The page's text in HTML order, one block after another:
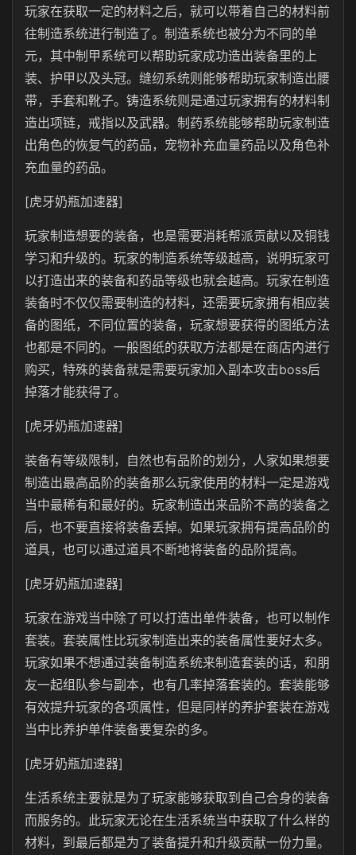
玩家在获取一定的材料之后，就可以带着自己的材料前
往制造系统进行制造了。制造系统也被分为不同的单
元，其中制甲系统可以帮助玩家成功造出装备里的上
装、护甲以及头冠。缝纫系统则能够帮助玩家制造出腰
带，手套和靴子。铸造系统则是通过玩家拥有的材料制
造出项链，戒指以及武器。制药系统能够帮助玩家制造
出角色的恢复气的药品，宠物补充血量药品以及角色补
充血量的药品。
[虎牙奶瓶加速器]
玩家制造想要的装备，也是需要消耗帮派贡献以及铜钱
学习和升级的。玩家的制造系统等级越高，说明玩家可
以打造出来的装备和药品等级也就会越高。玩家在制造
装备时不仅仅需要制造的材料，还需要玩家拥有相应装
备的图纸，不同位置的装备，玩家想要获得的图纸方法
也都是不同的。一般图纸的获取方法都是在商店内进行
购买，特殊的装备就是需要玩家加入副本攻击boss后
掉落才能获得了。
[虎牙奶瓶加速器]
装备有等级限制，自然也有品阶的划分，人家如果想要
制造出最高品阶的装备那么玩家使用的材料一定是游戏
当中最稀有和最好的。玩家制造出来品阶不高的装备之
后，也不要直接将装备丢掉。如果玩家拥有提高品阶的
道具，也可以通过道具不断地将装备的品阶提高。
[虎牙奶瓶加速器]
玩家在游戏当中除了可以打造出单件装备，也可以制作
套装。套装属性比玩家制造出来的装备属性要好太多。
玩家如果不想通过装备制造系统来制造套装的话，和朋
友一起组队参与副本，也有几率掉落套装的。套装能够
有效提升玩家的各项属性，但是同样的养护套装在游戏
当中比养护单件装备要复杂的多。
[虎牙奶瓶加速器]
生活系统主要就是为了玩家能够获取到自己合身的装备
而服务的。此玩家无论在生活系统当中获取了什么样的
材料，到最后都是为了装备提升和升级贡献一份力量。